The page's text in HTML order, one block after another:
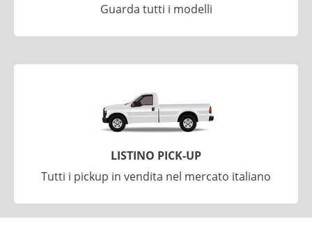
Guarda tutti i modelli
LISTINO PICK-UP
Tutti i pickup in vendita nel mercato italiano